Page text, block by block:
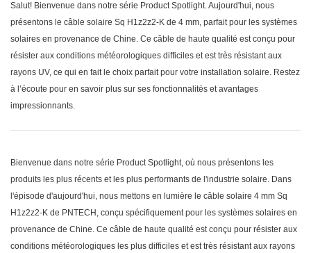
Salut! Bienvenue dans notre série Product Spotlight. Aujourd'hui, nous
présentons le câble solaire Sq H1z2z2-K de 4 mm, parfait pour les systèmes
solaires en provenance de Chine. Ce câble de haute qualité est conçu pour
résister aux conditions météorologiques difficiles et est très résistant aux
rayons UV, ce qui en fait le choix parfait pour votre installation solaire. Restez
à l’écoute pour en savoir plus sur ses fonctionnalités et avantages
impressionnants.
Bienvenue dans notre série Product Spotlight, où nous présentons les
produits les plus récents et les plus performants de l'industrie solaire. Dans
l'épisode d'aujourd'hui, nous mettons en lumière le câble solaire 4 mm Sq
H1z2z2-K de PNTECH, conçu spécifiquement pour les systèmes solaires en
provenance de Chine. Ce câble de haute qualité est conçu pour résister aux
conditions météorologiques les plus difficiles et est très résistant aux rayons